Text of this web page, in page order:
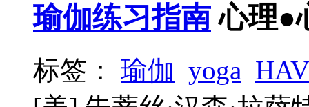
瑜伽练习指南 心理●
标签： 瑜伽 yoga